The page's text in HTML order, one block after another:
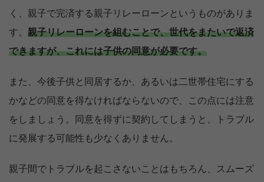
く、親子で完済する親子リレーローンというものがありま
す。 親子リレーローンを組むことで、世代をまたいで返済
できますが、これには子供の同意が必要です。
また、今後子供と同居するか、あるいは二世帯住宅にする
かなどの同意を得なければならないので、この点には注意
をしましょう。同意を得ずに契約してしまうと、トラブル
に発展する可能性も少なくありません。
親子間でトラブルを起こさないことはもちろん、スムーズ